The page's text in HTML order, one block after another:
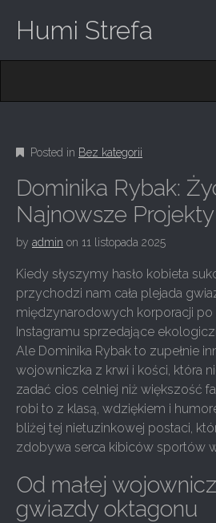
Humi Strefa
M
E
N
U
C
T
E
N
T
Posted in Bez kategorii
Dominika Rybak:
Najnowsze Projekty
by admin on 11 listopada 2025
Kiedy słyszymy hasło kobieta
przychodzi nam cała plejada
międzynarodowych korporacji po
Instagramu sprzedające
Ale Dominika Rybak to zupełnie
wojowniczka z krwi i kości, która
zadać cios celniej niż większość
robi to z klasą, wdziękiem i
bliżej tej nietuzinkowej postaci,
zdobywa serca kibiców sportów
Od małej
gwiazdy oktagonu